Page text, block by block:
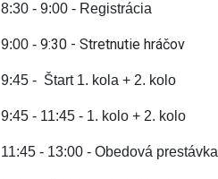
8:30 - 9:00 - Registrácia
9:00 - 9:30 - Stretnutie hráčov
9:45 - Štart 1. kola + 2. kolo
9:45 - 11:45 - 1. kolo + 2. kolo
11:45 - 13:00 - Obedová prestávka